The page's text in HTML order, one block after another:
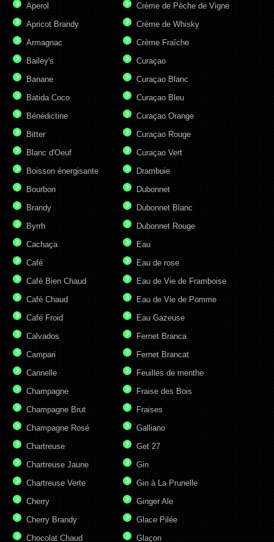
Aperol
Apricot Brandy
Armagnac
Bailey's
Banane
Batida Coco
Bénédictine
Bitter
Blanc d'Oeuf
Boisson énergisante
Bourbon
Brandy
Byrrh
Cachaça
Café
Café Bien Chaud
Café Chaud
Café Froid
Calvados
Campari
Cannelle
Champagne
Champagne Brut
Champagne Rosé
Chartreuse
Chartreuse Jaune
Chartreuse Verte
Cherry
Cherry Brandy
Chocolat Chaud
Crème de Pêche de Vigne
Crème de Whisky
Crème Fraîche
Curaçao
Curaçao Blanc
Curaçao Bleu
Curaçao Orange
Curaçao Rouge
Curaçao Vert
Drambuie
Dubonnet
Dubonnet Blanc
Dubonnet Rouge
Eau
Eau de rose
Eau de Vie de Framboise
Eau de Vie de Pomme
Eau Gazeuse
Fernet Branca
Fernet Brancat
Feuilles de menthe
Fraise des Bois
Fraises
Galliano
Get 27
Gin
Gin à La Prunelle
Ginger Ale
Glace Pilée
Glaçon